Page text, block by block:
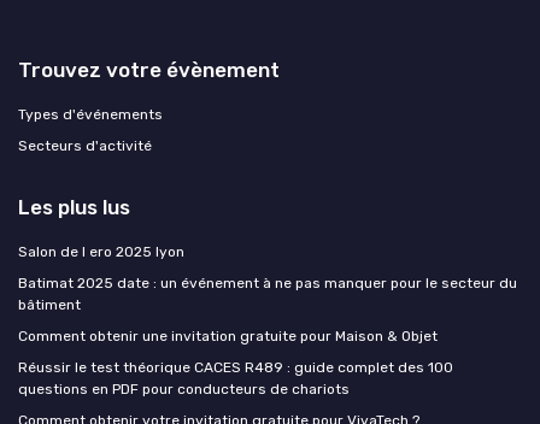
Trouvez votre évènement
Types d'événements
Secteurs d'activité
Les plus lus
Salon de l ero 2025 lyon
Batimat 2025 date : un événement à ne pas manquer pour le secteur du
bâtiment
Comment obtenir une invitation gratuite pour Maison & Objet
Réussir le test théorique CACES R489 : guide complet des 100
questions en PDF pour conducteurs de chariots
Comment obtenir votre invitation gratuite pour VivaTech ?